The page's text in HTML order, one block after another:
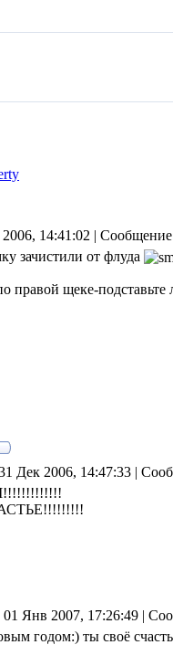
14:41:02 |
зачистили от флуда
правой щеке-
Дек 2006, 14:47:33 |
Янв 2007, 17:26:49 |
годом:) ты своё